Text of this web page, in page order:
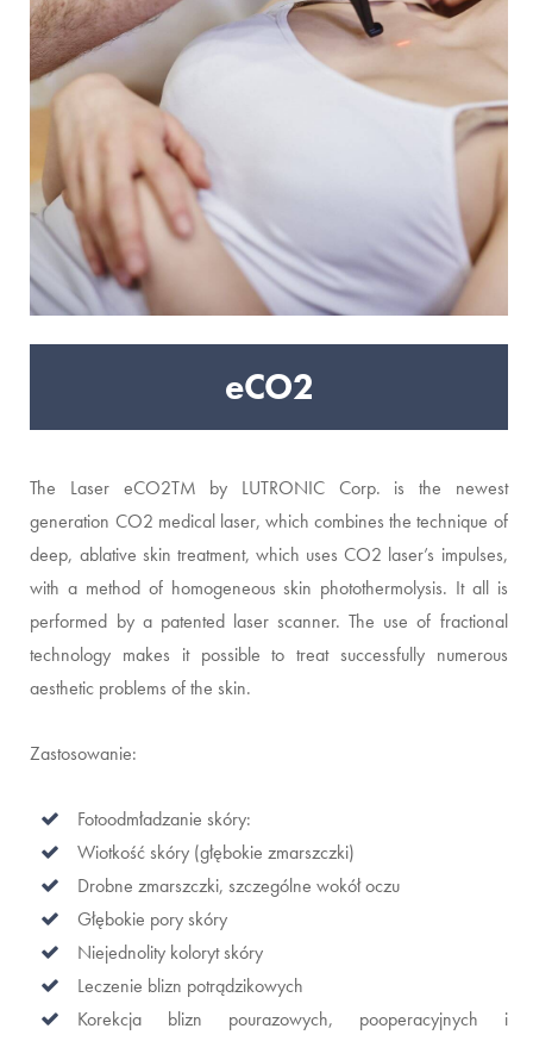
eCO2
The Laser eCO2TM by LUTRONIC Corp. is the newest
generation CO2 medical laser, which combines the technique of
deep, ablative skin treatment, which uses CO2 laser’s impulses,
with a method of homogeneous skin photothermolysis. It all is
performed by a patented laser scanner. The use of fractional
technology makes it possible to treat successfully numerous
aesthetic problems of the skin.
Zastosowanie:
Fotoodmładzanie skóry:
Wiotkość skóry (głębokie zmarszczki)
Drobne zmarszczki, szczególne wokół oczu
Głębokie pory skóry
Niejednolity koloryt skóry
Leczenie blizn potrądzikowych
Korekcja blizn pourazowych, pooperacyjnych i